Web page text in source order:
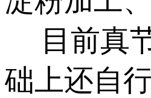
目前真节
础上还自